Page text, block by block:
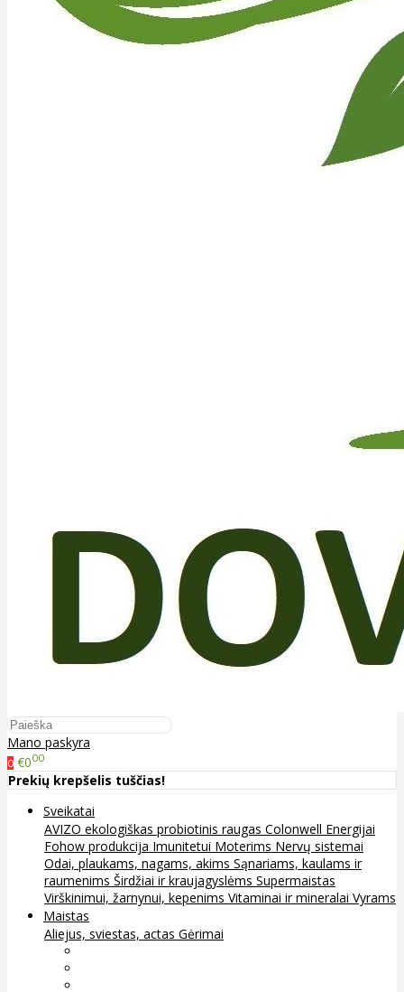
Mano paskyra
0 €000
Prekių krepšelis tuščias!
Sveikatai
AVIZO ekologiškas probiotinis raugas Colonwell Energijai
Fohow produkcija Imunitetui Moterims Nervų sistemai
Odai, plaukams, nagams, akims Sąnariams, kaulams ir
raumenims Širdžiai ir kraujagyslėms Supermaistas
Virškinimui, žarnynui, kepenims Vitaminai ir mineralai Vyrams
Maistas
Aliejus, sviestas, actas Gėrimai